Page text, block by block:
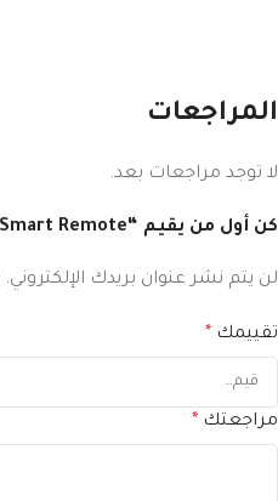
المراجعات
لا توجد مراجعات بعد.
كن أول من يقيم “1CA0E FX30+FX35+FX50+QX70 Nissan Infiniti 2012+2018 3 Button Smart Remote”
لن يتم نشر عنوان بريدك الإلكتروني.
تقييمك *
مراجعتك *